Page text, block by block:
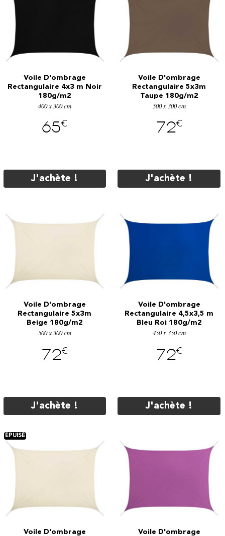
Voile D'ombrage
Rectangulaire 4x3 m Noir
180g/m2
400 x 300 cm
65€
J'achète !
Voile D'ombrage
Rectangulaire 5x3m
Taupe 180g/m2
500 x 300 cm
72€
J'achète !
Voile D'ombrage
Rectangulaire 5x3m
Beige 180g/m2
500 x 300 cm
72€
J'achète !
Voile D'ombrage
Rectangulaire 4,5x3,5 m
Bleu Roi 180g/m2
450 x 350 cm
72€
J'achète !
Voile D'ombrage Voile D'ombrage